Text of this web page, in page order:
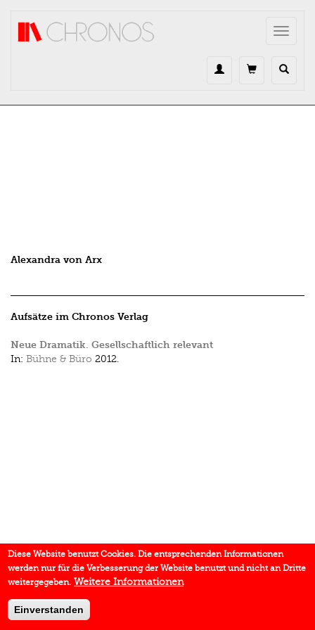
Toggle
Alexandra von Arx
Aufsätze im Chronos Verlag
Neue Dramatik. Gesellschaftlich relevant
In: Bühne & Büro 2012.
Diese Website benutzt Cookies. Die entsprechenden Informationen
werden nur für die Verbesserung der Website benutzt und nicht an Dritte
weitergegeben. Weitere Informationen
Einverstanden